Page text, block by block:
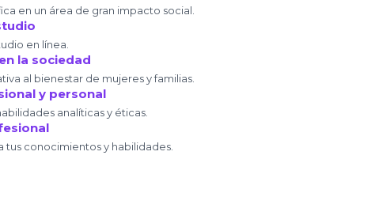
en un área de gran impacto social.
en línea.
la sociedad
al bienestar de mujeres y familias.
y personal
analíticas y éticas.
conocimientos y habilidades.